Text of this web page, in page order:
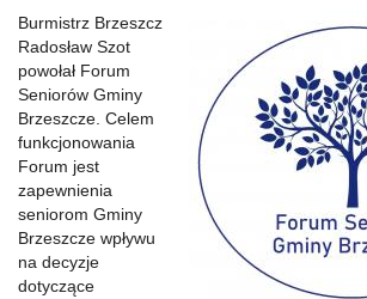
Burmistrz Brzeszcz
Radosław Szot
powołał Forum
Seniorów Gminy
Brzeszcze. Celem
funkcjonowania
Forum jest
zapewnienia
seniorom Gminy
Brzeszcze wpływu
na decyzje
dotyczące